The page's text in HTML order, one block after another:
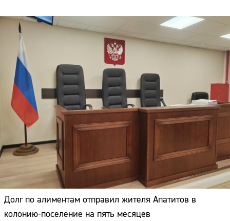
Долг по алиментам отправил жителя Апатитов в
колонию-поселение на пять месяцев